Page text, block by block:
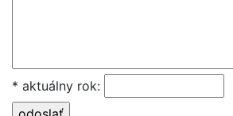
* aktuálny rok: